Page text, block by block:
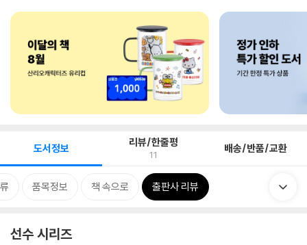
도서정보 리뷰/한줄평
11 배송/반품/교환
품목정보 책 속으로 출판사 리뷰
선수 시리즈